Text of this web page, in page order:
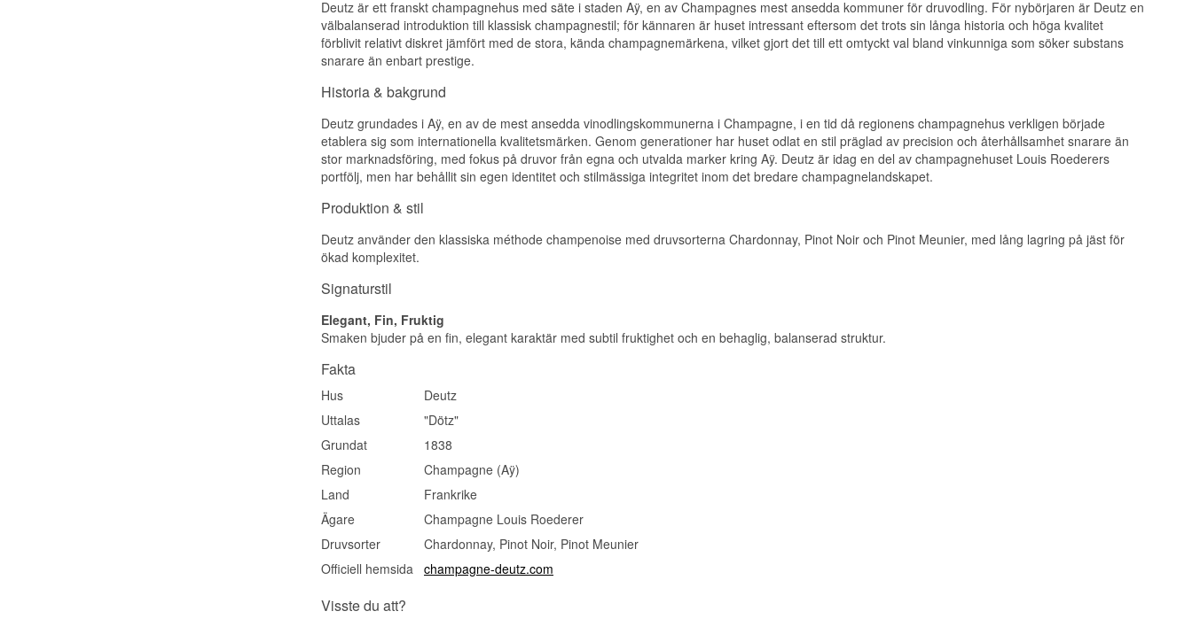
Deutz är ett franskt champagnehus med säte i staden Aÿ, en av Champagnes mest ansedda kommuner för druvodling. För nybörjaren är Deutz en
välbalanserad introduktion till klassisk champagnestil; för kännaren är huset intressant eftersom det trots sin långa historia och höga kvalitet
förblivit relativt diskret jämfört med de stora, kända champagnemärkena, vilket gjort det till ett omtyckt val bland vinkunniga som söker substans
snarare än enbart prestige.
Historia & bakgrund
Deutz grundades i Aÿ, en av de mest ansedda vinodlingskommunerna i Champagne, i en tid då regionens champagnehus verkligen började
etablera sig som internationella kvalitetsmärken. Genom generationer har huset odlat en stil präglad av precision och återhållsamhet snarare än
stor marknadsföring, med fokus på druvor från egna och utvalda marker kring Aÿ. Deutz är idag en del av champagnehuset Louis Roederers
portfölj, men har behållit sin egen identitet och stilmässiga integritet inom det bredare champagnelandskapet.
Produktion & stil
Deutz använder den klassiska méthode champenoise med druvsorterna Chardonnay, Pinot Noir och Pinot Meunier, med lång lagring på jäst för
ökad komplexitet.
Signaturstil
Elegant, Fin, Fruktig
Smaken bjuder på en fin, elegant karaktär med subtil fruktighet och en behaglig, balanserad struktur.
Fakta
Hus
Deutz
Uttalas
"Dötz"
Grundat
1838
Region
Champagne (Aÿ)
Land
Frankrike
Ägare
Champagne Louis Roederer
Druvsorter
Chardonnay, Pinot Noir, Pinot Meunier
Officiell hemsida champagne-deutz.com
Visste du att?